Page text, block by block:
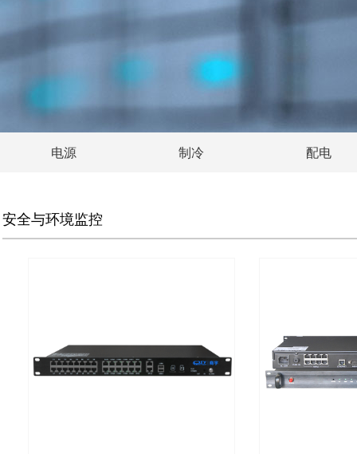
安全与环境监控
电源 制冷 配电